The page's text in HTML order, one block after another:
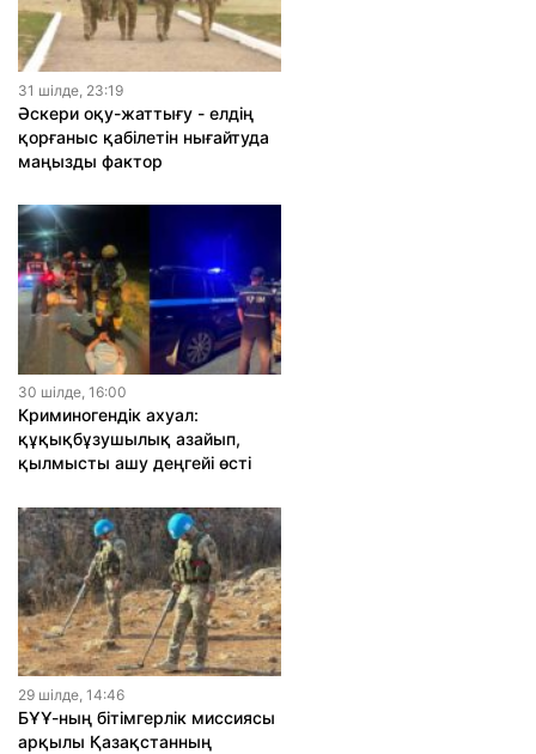
31 шiлде, 23:19
Әскери оқу-жаттығу - елдің
қорғаныс қабілетін нығайтуда
маңызды фактор
30 шiлде, 16:00
Криминогендік ахуал:
құқықбұзушылық азайып,
қылмысты ашу деңгейі өсті
29 шiлде, 14:46
БҰҰ-ның бітімгерлік миссиясы
арқылы Қазақстанның